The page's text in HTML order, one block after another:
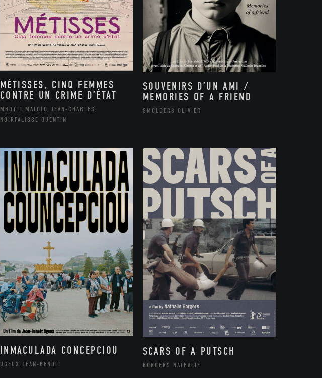
MÉTISSES, CINQ FEMMES
CONTRE UN CRIME D’ÉTAT
MBOTTI MALOLO JEAN-CHARLES,
NOIRFALISSE QUENTIN
SOUVENIRS D’UN AMI /
MEMORIES OF A FRIEND
SMOLDERS OLIVIER
INMACULADA CONCEPCIOU
UGEUX JEAN-BENOÎT
SCARS OF A PUTSCH
BORGERS NATHALIE